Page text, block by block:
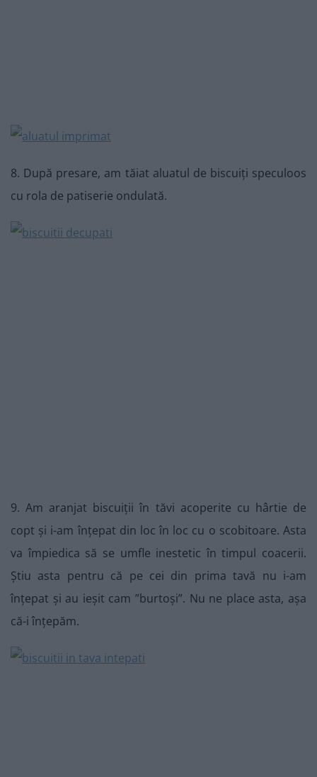
8. După presare, am tăiat aluatul de biscuiți speculoos
cu rola de patiserie ondulată.
9. Am aranjat biscuiții în tăvi acoperite cu hârtie de
copt și i-am înțepat din loc în loc cu o scobitoare. Asta
va împiedica să se umfle inestetic în timpul coacerii.
Știu asta pentru că pe cei din prima tavă nu i-am
înțepat și au ieșit cam ”burtoși”. Nu ne place asta, așa
că-i înțepăm.